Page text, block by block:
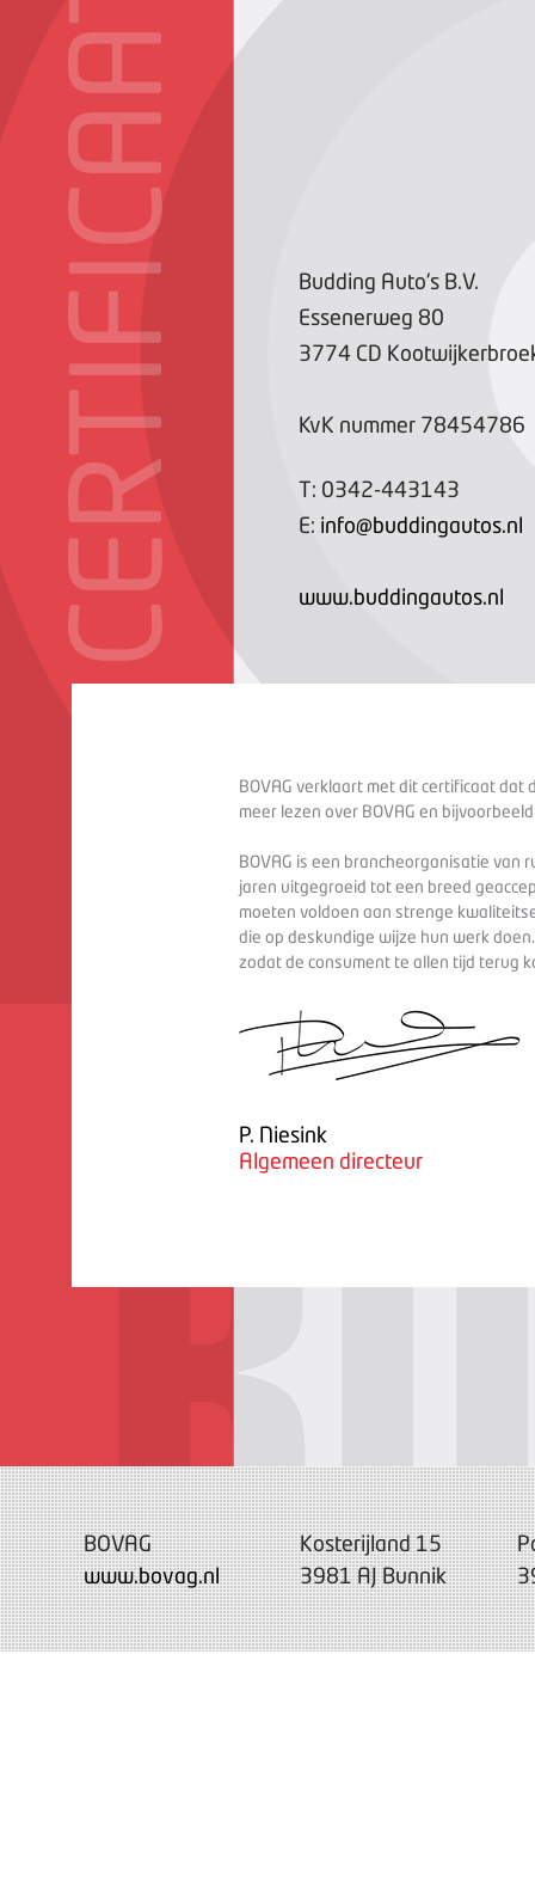
CERTIFICAAT
Budding Auto's B.V.
Essenerweg 80
3774 CD
KvK nummer 78454786
T: 0342-443143
E: info@buddingautos.nl
www.buddingautos.nl
BOVAG verklaart met dit certificaat dat
meer lezen over BOVAG en
BOVAG is een brancheorganisatie van
jaren uitgegroeid tot een breed
moeten voldoen aan strenge
die op deskundige wijze hun werk
zodat de consument te allen tijd terug
P. Niesink
Algemeen directeur
BOVAG
www.bovag.nl
Kosterijland 15
3981 AJ Bunnik